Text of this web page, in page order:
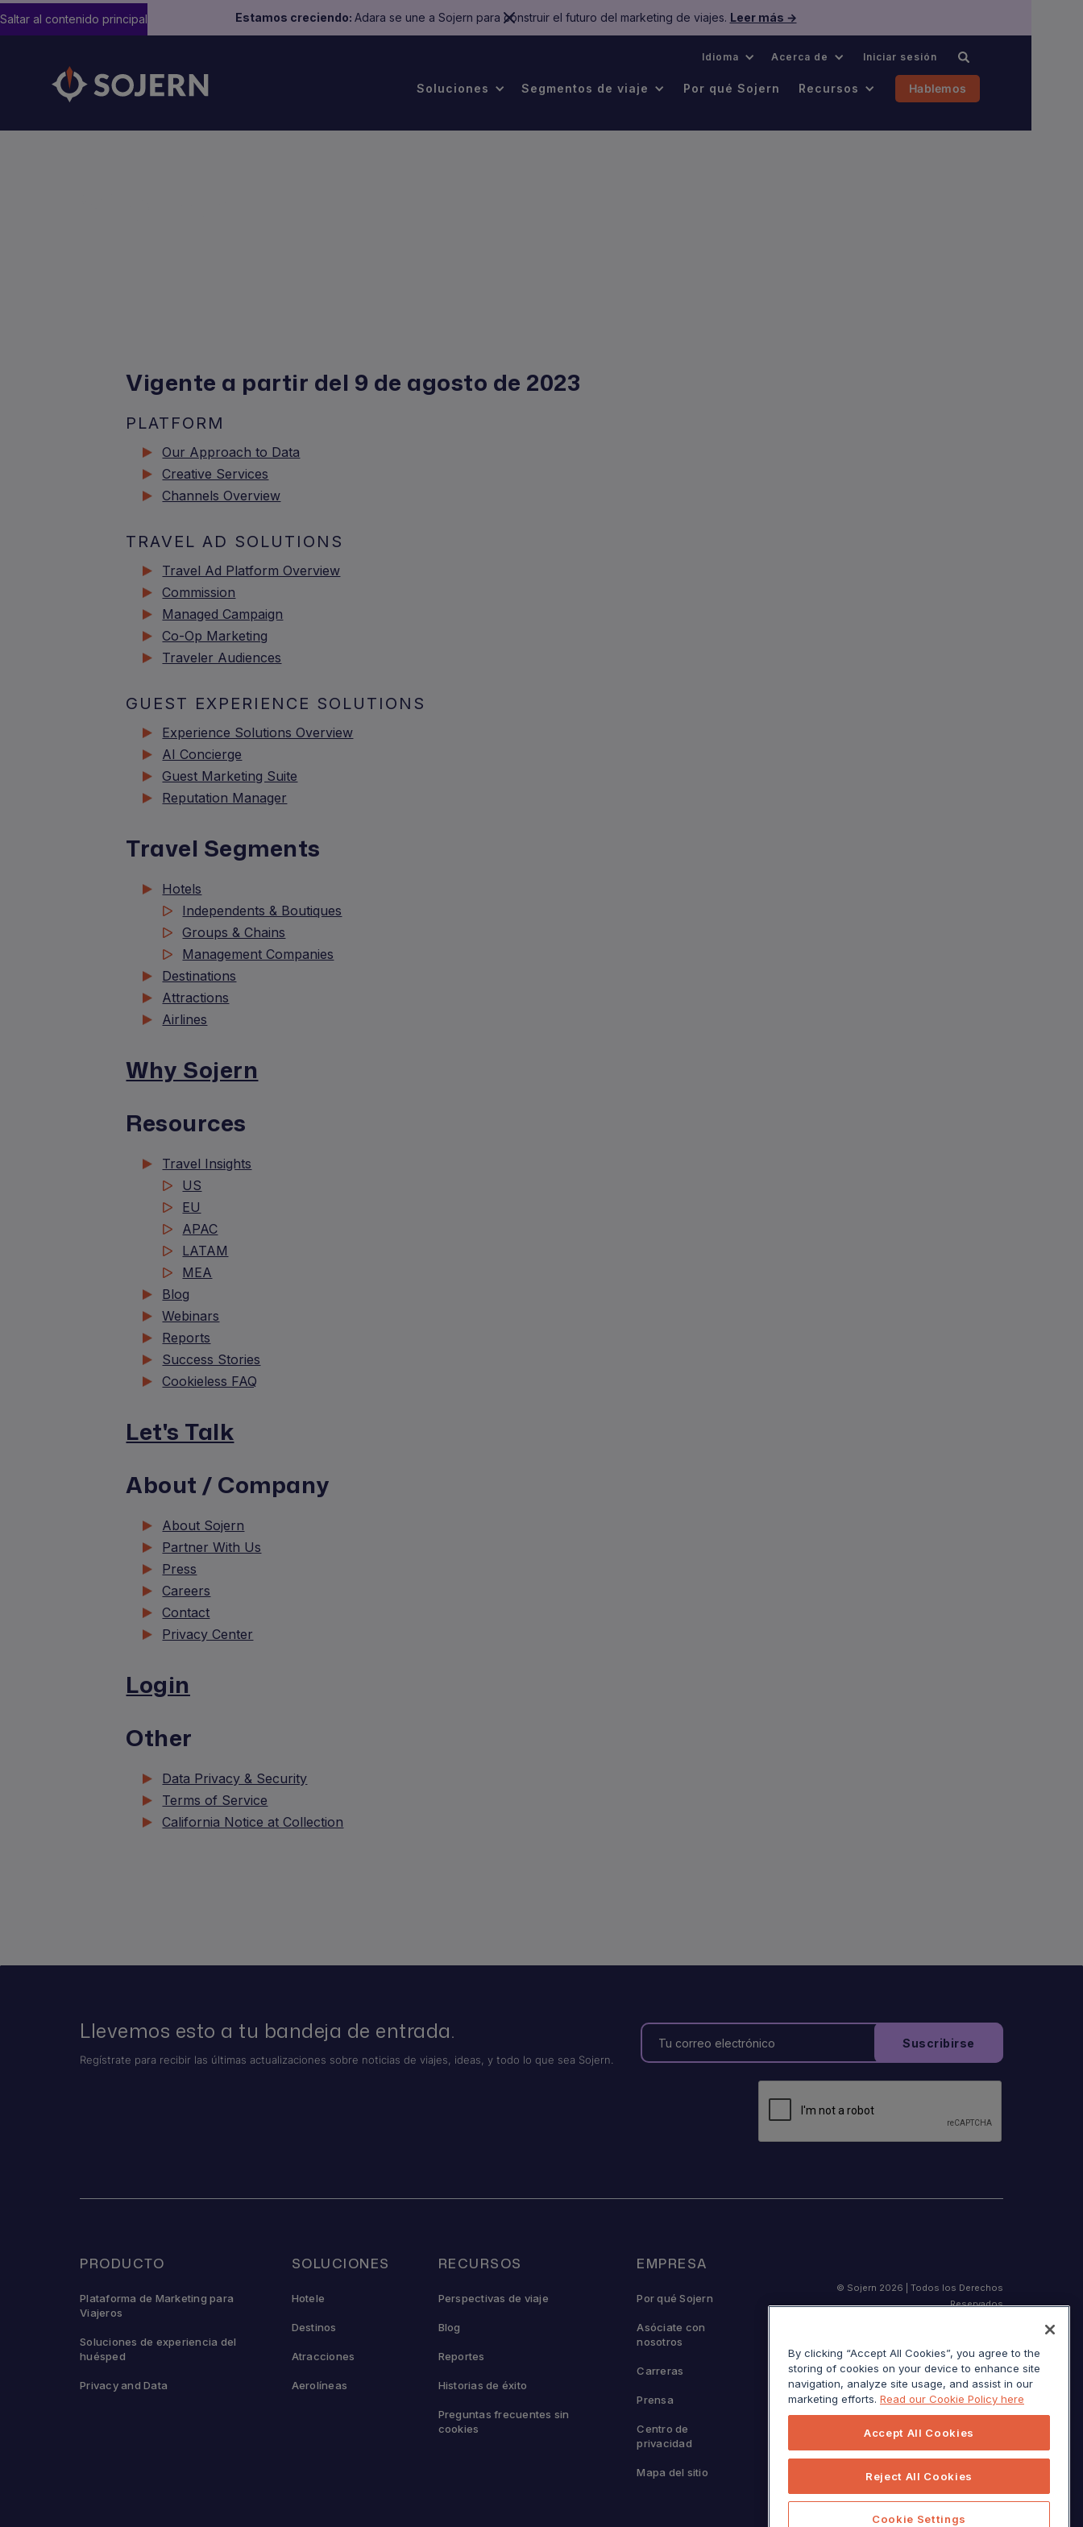
Estamos creciendo: Adara se une a Sojern para construir el futuro del marketing de viajes. Leer más →
Saltar al contenido principal
Idioma Acerca de Iniciar sesión
Soluciones Segmentos de viaje Por qué Sojern Recursos Hablemos
Vigente a partir del 9 de agosto de 2023
PLATFORM
Our Approach to Data
Creative Services
Channels Overview
TRAVEL AD SOLUTIONS
Travel Ad Platform Overview
Commission
Managed Campaign
Co-Op Marketing
Traveler Audiences
GUEST EXPERIENCE SOLUTIONS
Experience Solutions Overview
AI Concierge
Guest Marketing Suite
Reputation Manager
Travel Segments
Hotels
Independents & Boutiques
Groups & Chains
Management Companies
Destinations
Attractions
Airlines
Why Sojern
Resources
Travel Insights
US
EU
APAC
LATAM
MEA
Blog
Webinars
Reports
Success Stories
Cookieless FAQ
Let's Talk
About / Company
About Sojern
Partner With Us
Press
Careers
Contact
Privacy Center
Login
Other
Data Privacy & Security
Terms of Service
California Notice at Collection
Llevemos esto a tu bandeja de entrada.
Regístrate para recibir las últimas actualizaciones sobre noticias de viajes, ideas, y todo lo que sea Sojern.
PRODUCTO
Plataforma de Marketing para
Viajeros
Soluciones de experiencia del
huésped
Privacy and Data
SOLUCIONES
Hotele
Destinos
Atracciones
Aerolíneas
RECURSOS
Perspectivas de viaje
Blog
Reportes
Historias de éxito
Preguntas frecuentes sin
cookies
EMPRESA
Por qué Sojern
Asóciate con
nosotros
Carreras
Prensa
Centro de
privacidad
Mapa del sitio
© Sojern 2026 | Todos los Derechos
Reservados
Aviso de California en el momento de la
recolección
Sus opciones de privacidad
By clicking “Accept All Cookies”, you agree to the
storing of cookies on your device to enhance site
navigation, analyze site usage, and assist in our
marketing efforts. Read our Cookie Policy here
Accept All Cookies
Reject All Cookies
Cookie Settings